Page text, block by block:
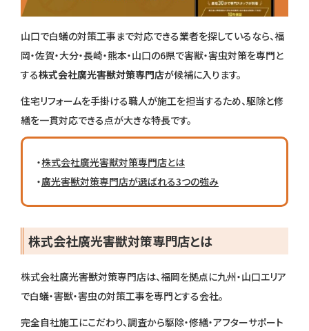
山口で白蟻の対策工事まで対応できる業者を探しているなら、福
岡・佐賀・大分・長崎・熊本・山口の6県で害獣・害虫対策を専門と
する株式会社廣光害獣対策専門店が候補に入ります。
住宅リフォームを手掛ける職人が施工を担当するため、駆除と修
繕を一貫対応できる点が大きな特長です。
・株式会社廣光害獣対策専門店とは
・廣光害獣対策専門店が選ばれる3つの強み
株式会社廣光害獣対策専門店とは
株式会社廣光害獣対策専門店は、福岡を拠点に九州・山口エリア
で白蟻・害獣・害虫の対策工事を専門とする会社。
完全自社施工にこだわり、調査から駆除・修繕・アフターサポート